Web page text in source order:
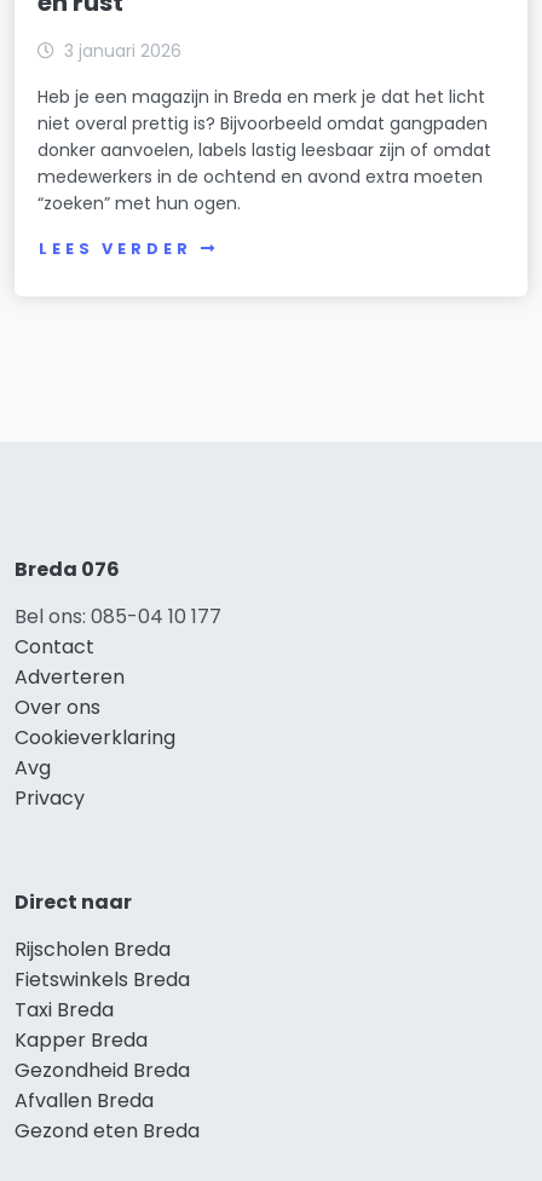
3 januari 2026
Heb je een magazijn in Breda en merk je dat het licht
niet overal prettig is? Bijvoorbeeld omdat gangpaden
donker aanvoelen, labels lastig leesbaar zijn of omdat
medewerkers in de ochtend en avond extra moeten
“zoeken” met hun ogen.
LEES VERDER
Breda 076
Bel ons: 085-04 10 177
Contact
Adverteren
Over ons
Cookieverklaring
Avg
Privacy
Direct naar
Rijscholen Breda
Fietswinkels Breda
Taxi Breda
Kapper Breda
Gezondheid Breda
Afvallen Breda
Gezond eten Breda